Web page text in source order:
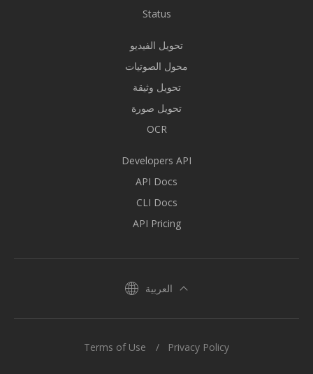
Status
تحويل الفيديو
محول الصوتيات
تحويل وثيقة
تحويل صورة
OCR
Developers API
API Docs
CLI Docs
API Pricing
العربية
Terms of Use Privacy Policy